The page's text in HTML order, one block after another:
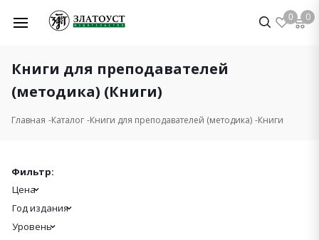
0 0
Книги для преподавателей
(методика) (Книги)
Главная Каталог Книги для преподавателей (методика) Книги
Фильтр:
Цена
Год издания
Уровень